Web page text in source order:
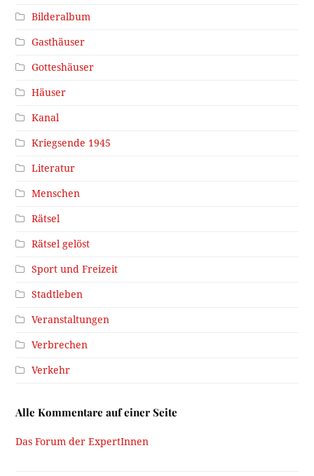
Bilderalbum
Gasthäuser
Gotteshäuser
Häuser
Kanal
Kriegsende 1945
Literatur
Menschen
Rätsel
Rätsel gelöst
Sport und Freizeit
Stadtleben
Veranstaltungen
Verbrechen
Verkehr
Alle Kommentare auf einer Seite
Das Forum der ExpertInnen